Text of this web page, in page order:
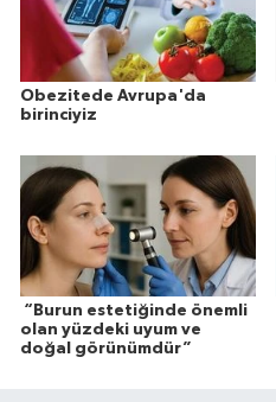
Obezitede Avrupa'da
birinciyiz
“Burun estetiğinde önemli
olan yüzdeki uyum ve
doğal görünümdür”